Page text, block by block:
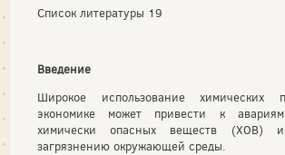
Список литературы 19
Введение
Широкое использование химических
экономике может привести к
химически опасных веществ (ХОВ) и
загрязнению окружающей среды.